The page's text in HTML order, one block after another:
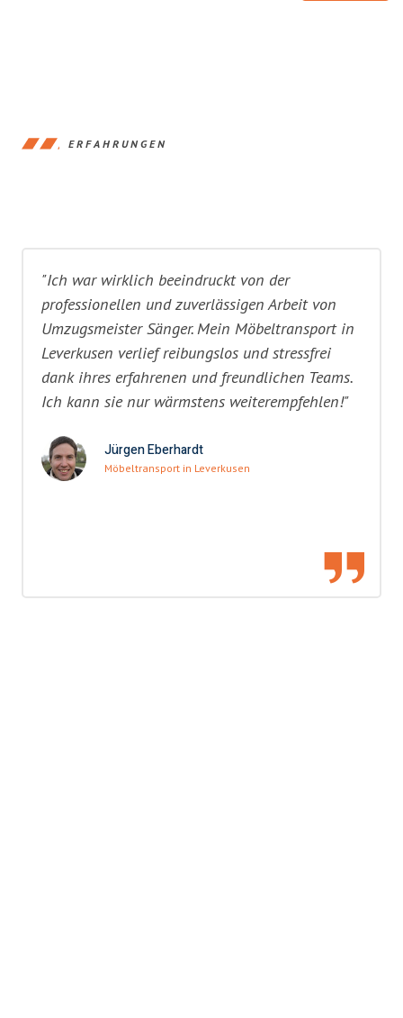
ERFAHRUNGEN
"Ich war wirklich beeindruckt von der
professionellen und zuverlässigen Arbeit von
Umzugsmeister Sänger. Mein Möbeltransport in
Leverkusen verlief reibungslos und stressfrei
dank ihres erfahrenen und freundlichen Teams.
Ich kann sie nur wärmstens weiterempfehlen!"
Jürgen Eberhardt
Möbeltransport in Leverkusen